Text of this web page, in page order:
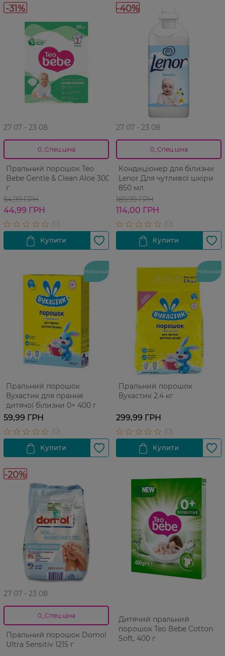
-31%
27 07 - 23 08
0_Спец.ціна
Пральний порошок Teo
Bebe Gentle & Clean Aloe 300
г
64,99 ГРН
44,99 ГРН
-40%
27 07 - 23 08
0_Спец.ціна
Кондиціонер для білизни
Lenor Для чутливої шкіри
850 мл
189,99 ГРН
114,00 ГРН
Новинка
Пральний порошок
Вухастик для прання
дитячої білизни 0+ 400 г
59,99 ГРН
Новинка
Пральний порошок
Вухастик 2.4 кг
299,99 ГРН
-20%
27 07 - 23 08
0_Спец.ціна
Пральний порошок Domol
Ultra Sensitiv 1215 г
Дитячий пральний
порошок Teo Bebe Cotton
Soft, 400 г